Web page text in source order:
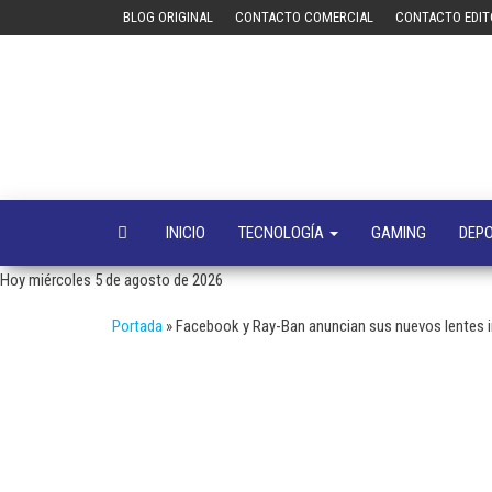
BLOG ORIGINAL CONTACTO COMERCIAL CONTACTO
INICIO TECNOLOGÍA GAMING
Hoy miércoles 5 de agosto de 2026
Portada »Facebook y Ray-Ban anuncian sus nuevos lentes